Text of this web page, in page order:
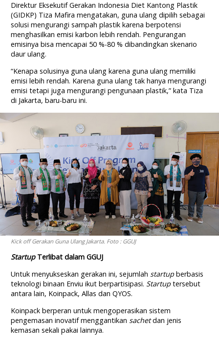
Direktur Eksekutif Gerakan Indonesia Diet Kantong Plastik
(GIDKP) Tiza Mafira mengatakan, guna ulang dipilih sebagai
solusi mengurangi sampah plastik karena berpotensi
menghasilkan emisi karbon lebih rendah. Pengurangan
emisinya bisa mencapai 50 %-80 % dibandingkan skenario
daur ulang.
“Kenapa solusinya guna ulang karena guna ulang memiliki
emisi lebih rendah. Karena guna ulang tak hanya mengurangi
emisi tetapi juga mengurangi pengunaan plastik,” kata Tiza
di Jakarta, baru-baru ini.
Kick offGerakan Guna Ulang Jakarta. Foto : GGUJ
StartupTerlibat dalam GGUJ
Untuk menyukseskan gerakan ini, sejumlah startupberbasis
teknologi binaan Enviu ikut berpartisipasi. Startuptersebut
antara lain, Koinpack, Allas dan QYOS.
Koinpack berperan untuk mengoperasikan sistem
pengemasan inovatif menggantikan sachetdan jenis
kemasan sekali pakai lainnya.